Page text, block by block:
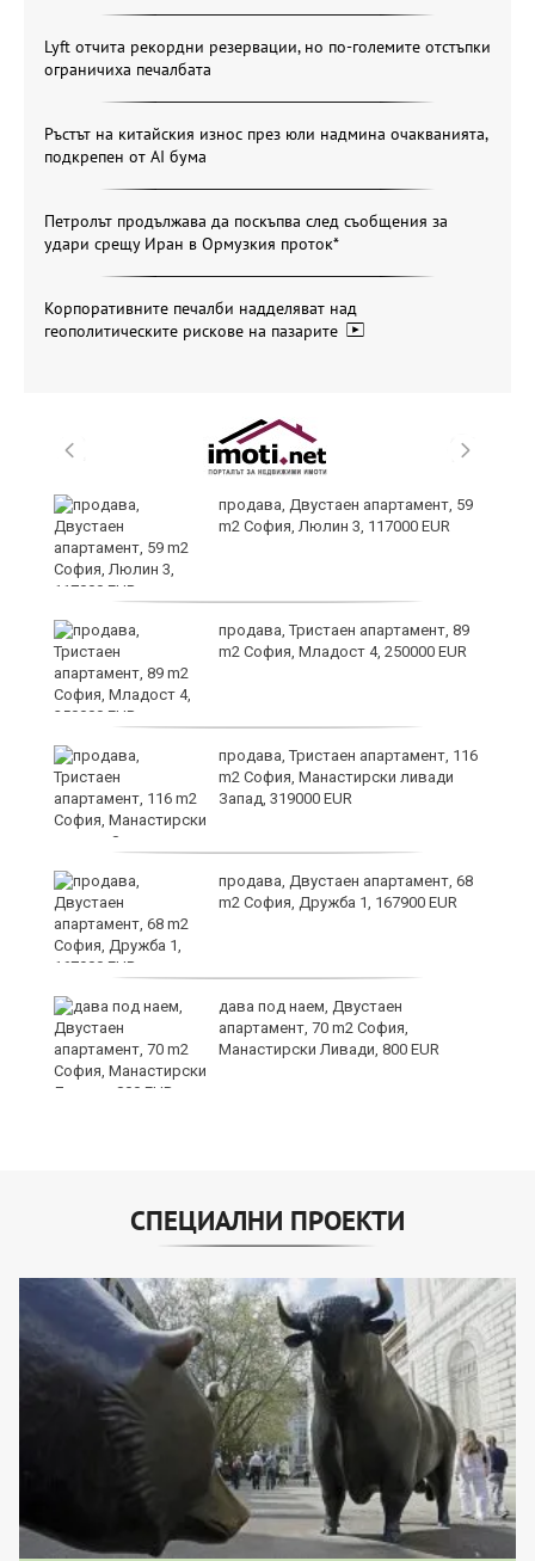
Lyft отчита рекордни резервации, но по-големите отстъпки
ограничиха печалбата
Ръстът на китайския износ през юли надмина очакванията,
подкрепен от AI бума
Петролът продължава да поскъпва след съобщения за
удари срещу Иран в Ормузкия проток*
Корпоративните печалби надделяват над
геополитическите рискове на пазарите
продава, Двустаен апартамент, 59
m2 София, Люлин 3, 117000 EUR
продава, Тристаен апартамент, 89
m2 София, Младост 4, 250000 EUR
продава, Тристаен апартамент, 116
m2 София, Манастирски ливади
Запад, 319000 EUR
продава, Двустаен апартамент, 68
m2 София, Дружба 1, 167900 EUR
дава под наем, Двустаен
апартамент, 70 m2 София,
Манастирски Ливади, 800 EUR
СПЕЦИАЛНИ ПРОЕКТИ